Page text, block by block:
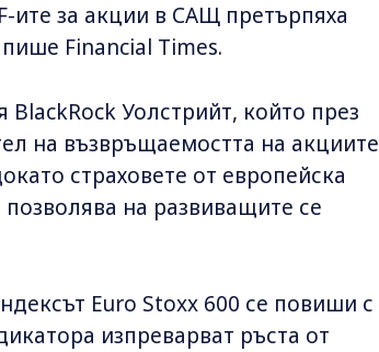
ите за акции в САЩ претърпяха
Financial Times.
Уолстрийт, който през
на възвръщаемостта на акциите
страховете от европейска
на развиващите се
Euro Stoxx 600 се повиши с
изпреварват ръста от